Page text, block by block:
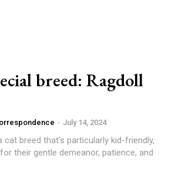
breed: Ragdoll
- July 14, 2024
breed that's particularly kid-friendly,
their gentle demeanor, patience, and